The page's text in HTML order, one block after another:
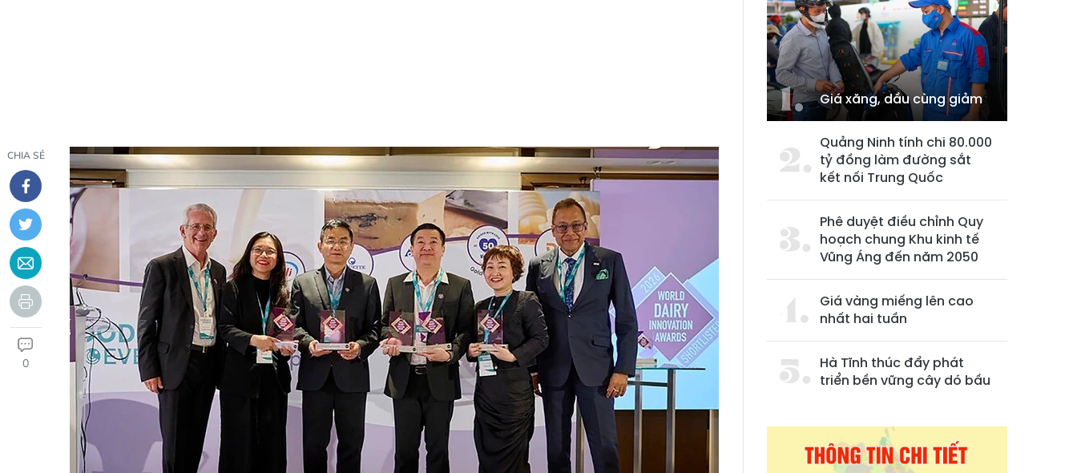
CHIA SẺ
0
Giá xăng, dầu cùng giảm
Quảng Ninh tính chi 80.000
tỷ đồng làm đường sắt
kết nối Trung Quốc
Phê duyệt điều chỉnh Quy
hoạch chung Khu kinh tế
Vũng Áng đến năm 2050
Giá vàng miếng lên cao
nhất hai tuần
Hà Tĩnh thúc đẩy phát
triển bền vững cây dó bầu